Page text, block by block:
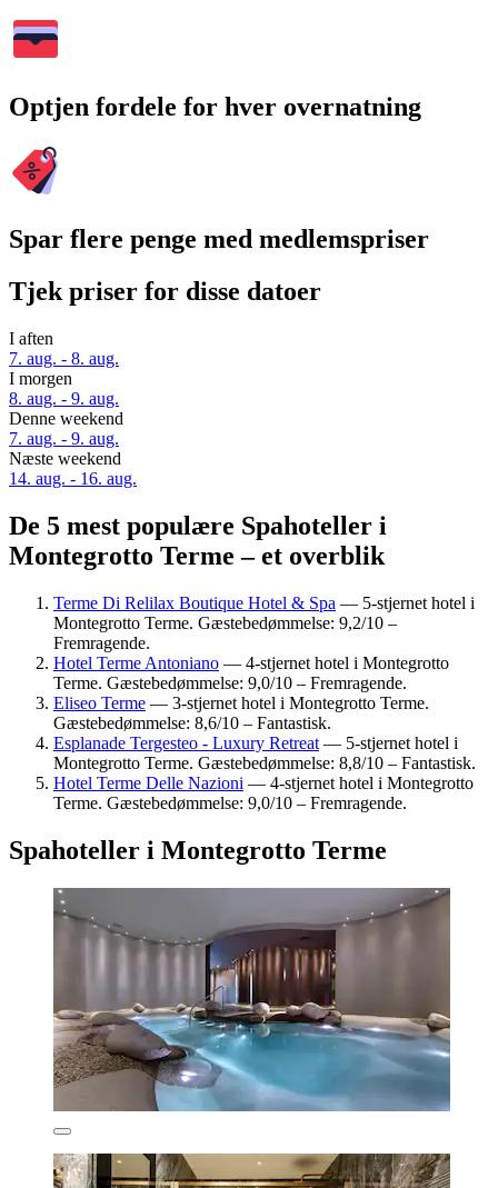
Optjen fordele for hver overnatning
Spar flere penge med medlemspriser
Tjek priser for disse datoer
I aften
7. aug. - 8. aug.
I morgen
8. aug. - 9. aug.
Denne weekend
7. aug. - 9. aug.
Næste weekend
14. aug. - 16. aug.
De 5 mest populære Spahoteller i
Montegrotto Terme – et overblik
Terme Di Relilax Boutique Hotel & Spa — 5-stjernet hotel i
Montegrotto Terme. Gæstebedømmelse: 9,2/10 –
Fremragende.
Hotel Terme Antoniano — 4-stjernet hotel i Montegrotto
Terme. Gæstebedømmelse: 9,0/10 – Fremragende.
Eliseo Terme — 3-stjernet hotel i Montegrotto Terme.
Gæstebedømmelse: 8,6/10 – Fantastisk.
Esplanade Tergesteo - Luxury Retreat — 5-stjernet hotel i
Montegrotto Terme. Gæstebedømmelse: 8,8/10 – Fantastisk.
Hotel Terme Delle Nazioni — 4-stjernet hotel i Montegrotto
Terme. Gæstebedømmelse: 9,0/10 – Fremragende.
Spahoteller i Montegrotto Terme